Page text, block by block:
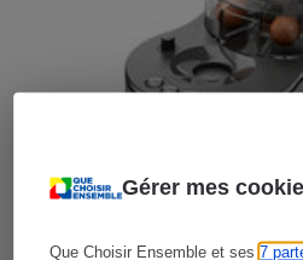
Gérer mes
Que Choisir Ensemble et ses7